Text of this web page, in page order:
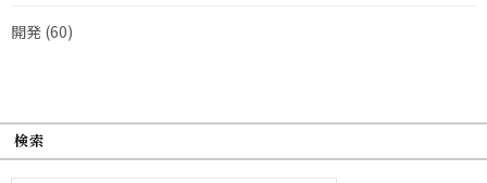
開発 (60)
検索